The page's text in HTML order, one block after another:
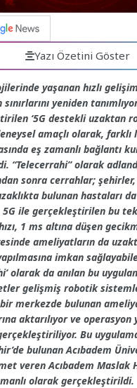
Yazı Özetini Göster
yaşanan hızlı
yeniden
‘5G destekli uzaktan
amaçlı olarak,
eş zamanlı bağlantı
“Telecerrahi” olarak
sonra cerrahlar;
bulunan hastaları
5G ile gerçekleştirilen bu
1 ms altına düşen
ameliyatların da
imkan
olarak da anılan bu
gelişmiş robotik
bir merkezde bulunan
aktarılıyor ve operasyon
Bu
bulunan Acıbadem
veren Acıbadem Maslak
olarak gerçekleştirildi.